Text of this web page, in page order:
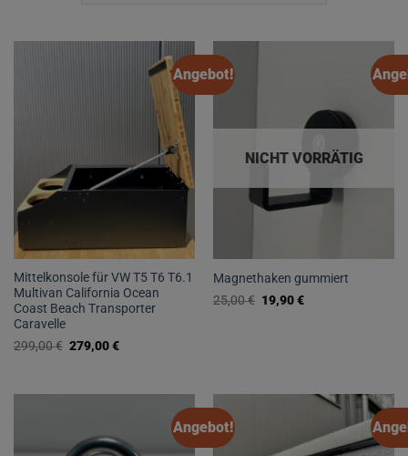
Angebot!
Mittelkonsole für VW T5 T6 T6.1
Multivan California Ocean
Coast Beach Transporter
Caravelle
299,00€ Ursprünglicher
Preis
279,00€Aktueller
NICHT VORRÄTIG
Magnethaken gummiert
25,00€ Ursprünglicher
Preis
19,90€Aktueller
Angebot!